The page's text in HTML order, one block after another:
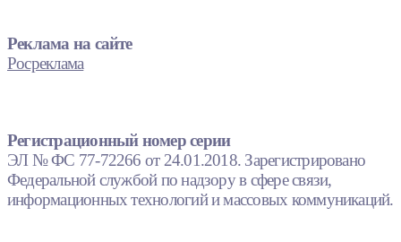
Реклама на сайте
Росреклама
Регистрационный номер серии
ЭЛ № ФС 77-72266 от 24.01.2018. Зарегистрировано
Федеральной службой по надзору в сфере связи,
информационных технологий и массовых коммуникаций.